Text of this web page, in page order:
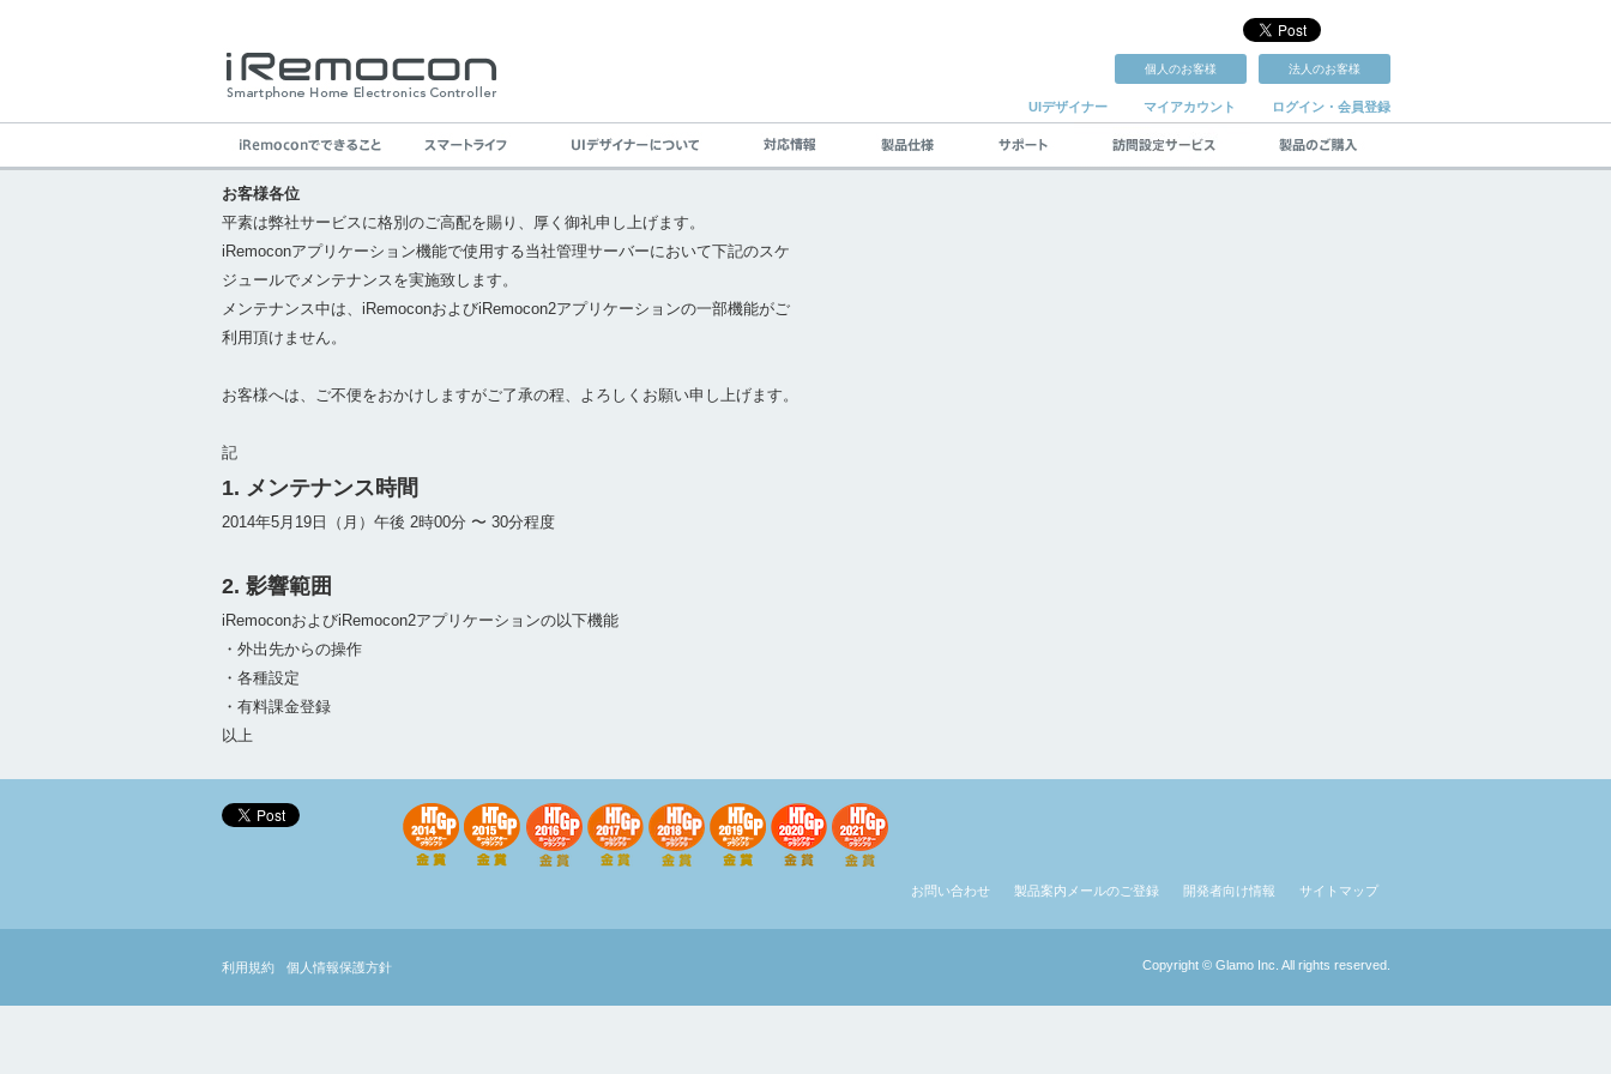
個人のお客様 法人のお客様
UIデザイナー マイアカウント ログイン・会員登録
お客様各位
平素は弊社サービスに格別のご高配を賜り、厚く御礼申し上げます。
iRemoconアプリケーション機能で使用する当社管理サーバーにおいて下記のスケ
ジュールでメンテナンスを実施致します。
メンテナンス中は、iRemoconおよびiRemocon2アプリケーションの一部機能がご
利用頂けません。
お客様へは、ご不便をおかけしますがご了承の程、よろしくお願い申し上げます。
記
1. メンテナンス時間
2014年5月19日（月）午後 2時00分 〜 30分程度
2. 影響範囲
iRemoconおよびiRemocon2アプリケーションの以下機能
・外出先からの操作
・各種設定
・有料課金登録
以上
お問い合わせ 製品案内メールのご登録 開発者向け情報 サイトマップ
利用規約 個人情報保護方針 Copyright © Glamo Inc. All rights reserved.